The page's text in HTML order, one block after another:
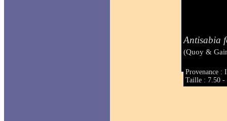
Antisabia
(Quoy &
Provenance :
Taille : 7.50 -